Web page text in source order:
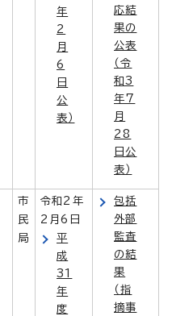
年
2
月
6
日
公
表）
応結
果の
公表
（令
和3
年7
月
28
日公
表）
市
民
局
令和2年
2月6日
平
成
31
年
度
包括
外部
監査
の結
果
（指
摘事